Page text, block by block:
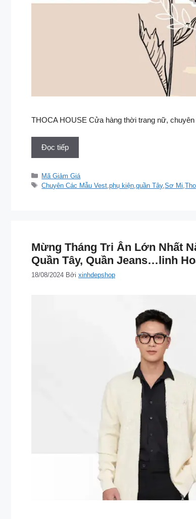
THOCA HOUSE Cửa hàng thời trang nữ,
Đọc tiếp
Danh
mục
Mã Giảm Giá
Thẻ
Chuyên Các Mẫu Vest ,phụ kiện ,quần Tây,Sơ Mi ,
Mừng Tháng Tri Ân Lớn Nhất
Quần Tây, Quần Jeans…linh
18/08/2024 Bởi xinhdepshop